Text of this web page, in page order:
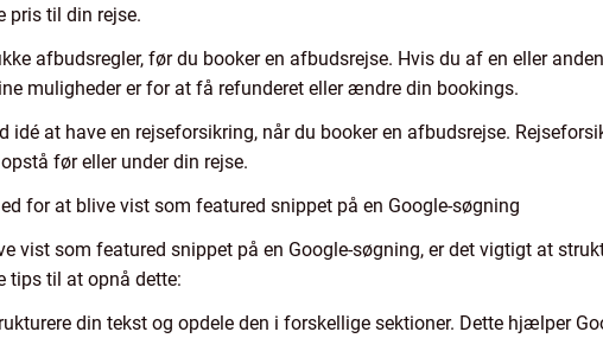
pris til din rejse.
afbudsregler, før du booker en afbudsrejse. Hvis du af en eller
muligheder er for at få refunderet eller ændre din bookings.
idé at have en rejseforsikring, når du booker en afbudsrejse.
før eller under din rejse.
for at blive vist som featured snippet på en Google-søgning
vist som featured snippet på en Google-søgning, er det vigtigt at
tips til at opnå dette:
din tekst og opdele den i forskellige sektioner. Dette hjælper